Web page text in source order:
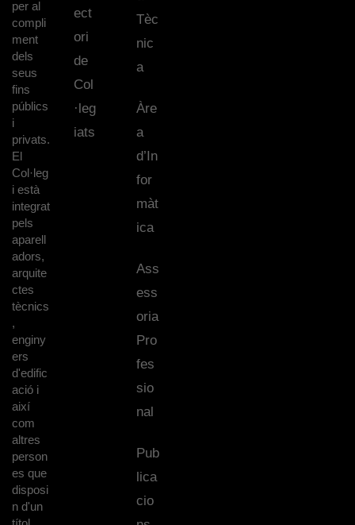
per al
compli
ment
dels
seus
fins
públics
i
privats.
El
Col·leg
i està
integrat
pels
aparell
adors,
arquite
ctes
tècnics
,
enginy
ers
d'edific
ació i
així
com
altres
person
es que
disposi
n d'un
ect
ori
de
Col
·leg
iats
Tèc
nic
a
Àre
a
d’In
for
màt
ica
Ass
ess
oria
Pro
fes
sio
nal
Pub
lica
cio